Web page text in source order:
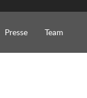
Presse Team